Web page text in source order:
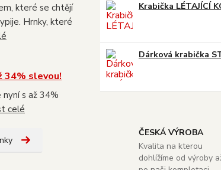
které se chtějí
Hrnky, které
34% slevou!
s až 34%
celé
Krabička LÉTAJÍCÍ
Dárková krabička
ČESKÁ VÝROBA
Kvalita na kterou
dohlížíme od výroby